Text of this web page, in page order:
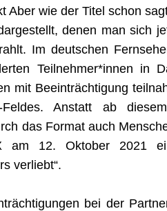
Aber wie der Titel schon
denen man sich
Im deutschen
Teilnehmer*innen in
mit Beeinträchtigung
Anstatt ab
das Format auch
am 12. Oktober 2021
verliebt“.
bei der